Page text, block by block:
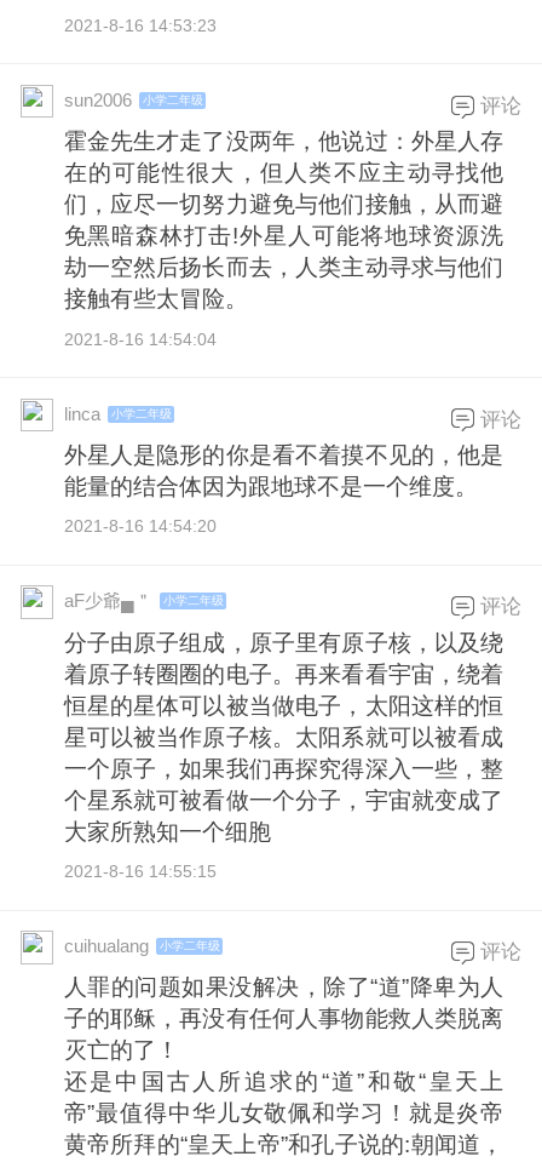
2021-8-16 14:53:23
sun2006 小学二年级
霍金先生才走了没两年，他说过：外星人存
在的可能性很大，但人类不应主动寻找他
们，应尽一切努力避免与他们接触，从而避
免黑暗森林打击!外星人可能将地球资源洗
劫一空然后扬长而去，人类主动寻求与他们
接触有些太冒险。
2021-8-16 14:54:04
评论
linca 小学二年级
外星人是隐形的你是看不着摸不见的，他是
能量的结合体因为跟地球不是一个维度。
2021-8-16 14:54:20
评论
aF少爺▄＂ 小学二年级
分子由原子组成，原子里有原子核，以及绕
着原子转圈圈的电子。再来看看宇宙，绕着
恒星的星体可以被当做电子，太阳这样的恒
星可以被当作原子核。太阳系就可以被看成
一个原子，如果我们再探究得深入一些，整
个星系就可被看做一个分子，宇宙就变成了
大家所熟知一个细胞
2021-8-16 14:55:15
评论
cuihualang 小学二年级
人罪的问题如果没解决，除了“道”降卑为人
子的耶稣，再没有任何人事物能救人类脱离
灭亡的了！
还是中国古人所追求的“道”和敬“皇天上
帝”最值得中华儿女敬佩和学习！就是炎帝
黄帝所拜的“皇天上帝”和孔子说的:朝闻道，
评论